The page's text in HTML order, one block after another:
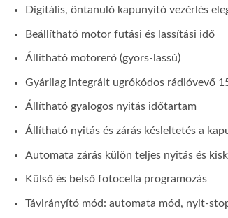
Digitális, öntanuló kapunyitó vezérlés
Beállítható motor futási és lassítási idő
Állítható motorerő (gyors-lassú)
Gyárilag integrált ugrókódos rádióvevő
Állítható gyalogos nyitás időtartam
Állítható nyitás és zárás késleltetés a
Automata zárás külön teljes nyitás és
Külső és belső fotocella programozás
Távirányító mód: automata mód, nyit-